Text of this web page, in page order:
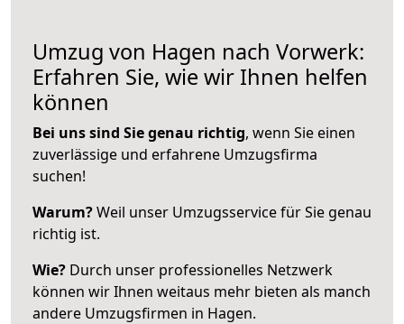
Umzug von Hagen nach Vorwerk:
Erfahren Sie, wie wir Ihnen helfen
können
Bei uns sind Sie genau richtig, wenn Sie einen
zuverlässige und erfahrene Umzugsfirma
suchen!
Warum?Weil unser Umzugsservice für Sie genau
richtig ist.
Wie? Durch unser professionelles Netzwerk
können wir Ihnen weitaus mehr bieten als manch
andere Umzugsfirmen in Hagen.